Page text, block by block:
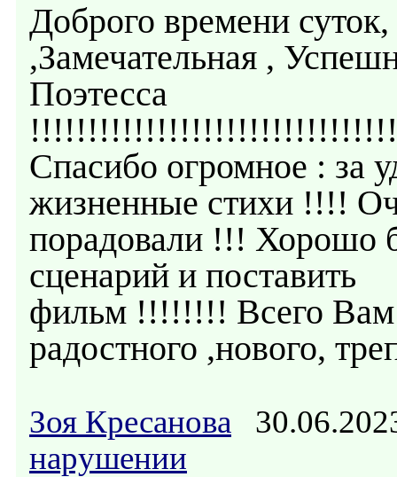
Доброго времени
,Замечательная ,
Поэтесса
Спасибо огромное : за
жизненные стихи !!!!
порадовали !!! Хорошо
сценарий и поставить
фильм !!!!!!!! Всего Вам
радостного ,нового,
Зоя Кресанова
нарушении